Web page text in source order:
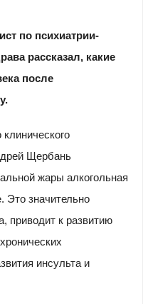
по психиатрии-
рассказал, какие
после
Щербань
жары алкогольная
Это значительно
приводит к развитию
инсульта и